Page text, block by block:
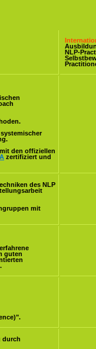
NLP-
den offiziellen
zertifiziert und
des NLP
mit
guten
durch